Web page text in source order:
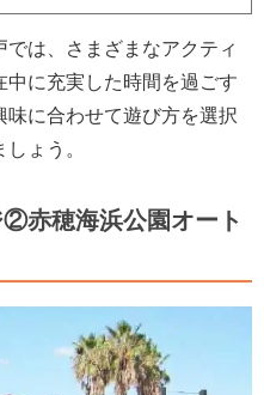
は、さまざまなアクティ
中に充実した時間を過ごす
味に合わせて遊び方を選択
ょう。
赤穂海浜公園オート